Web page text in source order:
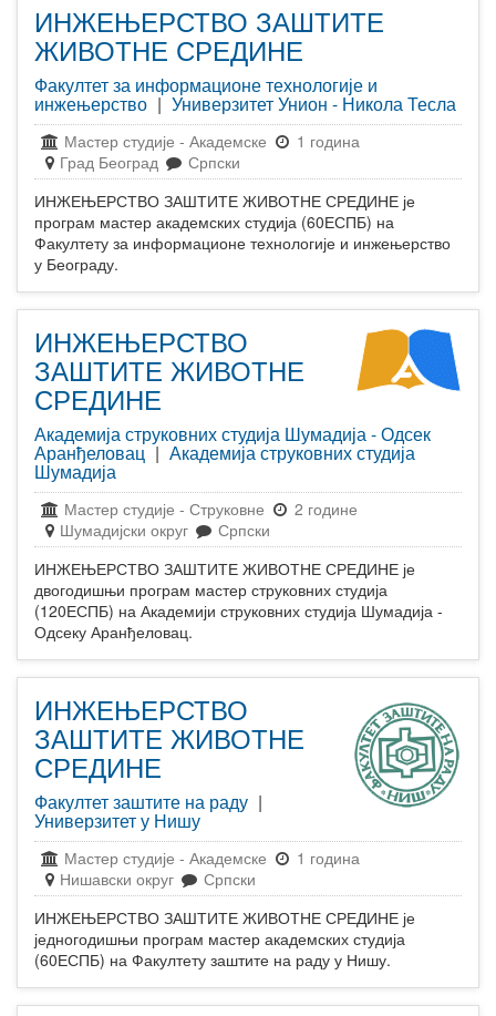
ИНЖЕЊЕРСТВО ЗАШТИТЕ
ЖИВОТНЕ СРЕДИНЕ
Факултет за информационе технологије и
инжењерство | Универзитет Унион - Никола Тесла
Мастер студије - Академске
1 година
Град Београд
Српски
ИНЖЕЊЕРСТВО ЗАШТИТЕ ЖИВОТНЕ СРЕДИНЕ је
програм мастер академских студија (60ЕСПБ) на
Факултету за информационе технологије и инжењерство
у Београду.
ИНЖЕЊЕРСТВО
ЗАШТИТЕ ЖИВОТНЕ
СРЕДИНЕ
Академија струковних студија Шумадија - Одсек
Аранђеловац | Академија струковних студија
Шумадија
Мастер студије - Струковне
2 године
Шумадијски округ
Српски
ИНЖЕЊЕРСТВО ЗАШТИТЕ ЖИВОТНЕ СРЕДИНЕ је
двогодишњи програм мастер струковних студија
(120ЕСПБ) на Академији струковних студија Шумадија -
Одсеку Аранђеловац.
ИНЖЕЊЕРСТВО
ЗАШТИТЕ ЖИВОТНЕ
СРЕДИНЕ
Факултет заштите на раду |
Универзитет у Нишу
Мастер студије - Академске
1 година
Нишавски округ
Српски
ИНЖЕЊЕРСТВО ЗАШТИТЕ ЖИВОТНЕ СРЕДИНЕ је
једногодишњи програм мастер академских студија
(60ЕСПБ) на Факултету заштите на раду у Нишу.